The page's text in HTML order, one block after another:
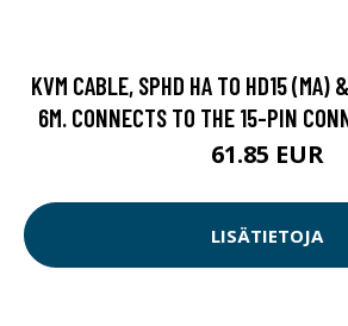
KVM CABLE, SPHD HA TO HD15 (MA)
6M. CONNECTS TO THE 15-PIN
61.85 EUR
LISÄTIETOJA